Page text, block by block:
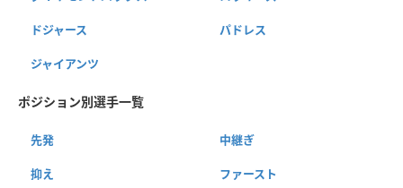
ドジャース パドレス
ジャイアンツ
ポジション別選手一覧
先発 中継ぎ
抑え ファースト